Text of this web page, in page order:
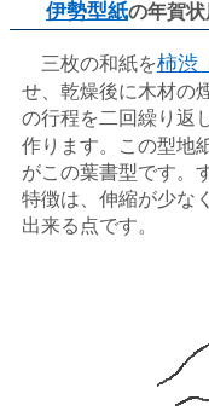
伊勢型紙の年賀
三枚の和紙を柿渋
せ、乾燥後に木材の
の行程を二回繰り返
作ります。この型地
がこの葉書型です。
特徴は、伸縮が少な
出来る点です。